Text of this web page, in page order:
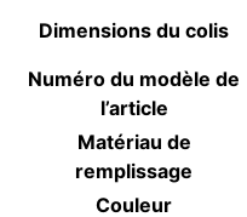
Dimensions du colis
Numéro du modèle de
l’article
Matériau de
remplissage
Couleur